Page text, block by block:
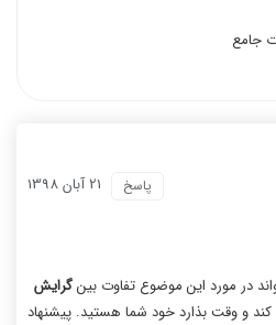
جامع
21 آبان 1398 پاسخ
در مورد این موضوع تفاوت بینگرایش
و وقت بذارد خود شما هستید. پیشنهاد